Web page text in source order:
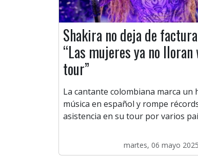
Shakira no deja de
“Las mujeres ya no
tour”
La cantante colombiana marca un
música en español y rompe
asistencia en su tour por varios
martes, 06 mayo